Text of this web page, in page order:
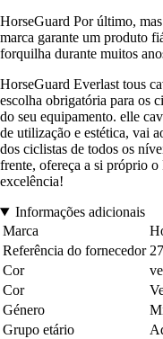
HorseGuard Por último,
marca garante um produto
forquilha durante muitos
HorseGuard Everlast tous
escolha obrigatória para os
do seu equipamento. elle
de utilização e estética, vai
dos ciclistas de todos os
frente, ofereça a si próprio
excelência!
Informações adicionais
Marca
Referência do fornecedor
Cor
Cor
Género
Grupo etário